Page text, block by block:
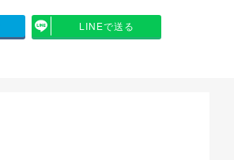
LINEで送る